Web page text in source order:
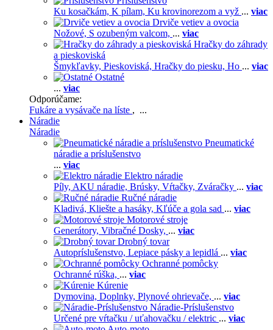
Ku kosačkám, K pílam, Ku krovinorezom a vyž ... viac
Drviče vetiev a ovocia
Nožové, S ozubeným valcom, ... viac
Hračky do záhrady
a pieskoviská
Šmykľavky, Pieskoviská, Hračky do piesku, Ho ... viac
Ostatné
... viac
Odporúčame:
Fukáre a vysávače na líste , ...
Náradie
Náradie
Pneumatické
náradie a príslušenstvo
... viac
Elektro náradie
Píly, AKU náradie, Brúsky, Vŕtačky, Zváračky ... viac
Ručné náradie
Kladivá, Kliešte a hasáky, Kľúče a gola sad ... viac
Motorové stroje
Generátory, Vibračné Dosky, ... viac
Drobný tovar
Autopríslušenstvo, Lepiace pásky a lepidlá ... viac
Ochranné pomôcky
Ochranné rúška, ... viac
Kúrenie
Dymovina, Doplnky, Plynové ohrievače, ... viac
Náradie-Príslušenstvo
Určené pre vŕtačku / uťahovačku / elektric ... viac